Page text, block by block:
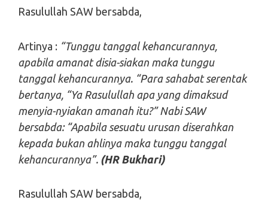
Rasulullah SAW bersabda,
Artinya : “Tunggu tanggal kehancurannya,
apabila amanat disia-siakan maka tunggu
tanggal kehancurannya. “Para sahabat serentak
bertanya, “Ya Rasulullah apa yang dimaksud
menyia-nyiakan amanah itu?” Nabi SAW
bersabda: “Apabila sesuatu urusan diserahkan
kepada bukan ahlinya maka tunggu tanggal
kehancurannya”. (HR Bukhari)
Rasulullah SAW bersabda,